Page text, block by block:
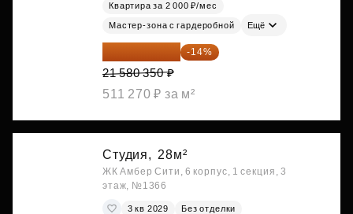
Квартира за 2 000 ₽/мес
Мастер-зона с гардеробной Ещё
18 559 101 ₽ -14%
21 580 350 ₽
511 270 ₽ за м²
Студия, 28м²
ЖК Амбер Сити, 6 корпус, 1 секция, 3
этаж, №1366
3 кв 2029
Без отделки